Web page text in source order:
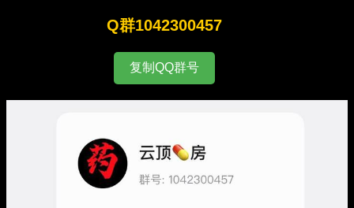
Q群1042300457
复制QQ群号